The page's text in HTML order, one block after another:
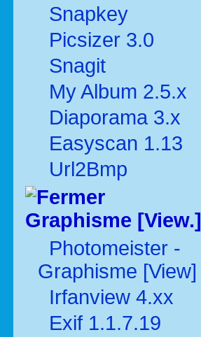
Snapkey
Picsizer 3.0
Snagit
My Album 2.5.x
Diaporama 3.x
Easyscan 1.13
Url2Bmp
Graphisme [View.]
Photomeister -
Graphisme [View]
Irfanview 4.xx
Exif 1.1.7.19